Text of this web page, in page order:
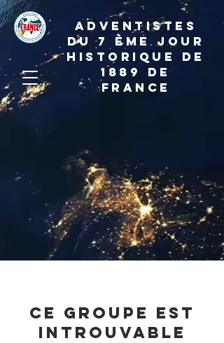
ADVENTISTES
DU 7 ème JOUR
HISTORIQUE DE
1889 de
france
Ce groupe est
introuvable